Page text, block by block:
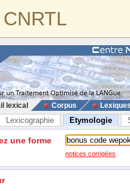
lexical Corpus
Lexicographie Etymologie
une forme
notices corrigées